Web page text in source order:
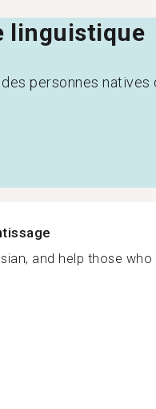
linguistique
personnes natives
and help those who